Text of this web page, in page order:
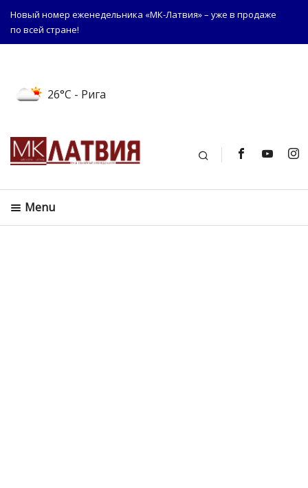
Новый номер еженедельника «МК-Латвия» – уже в продаже
по всей стране!
26°C - Рига
Поиск
Menu